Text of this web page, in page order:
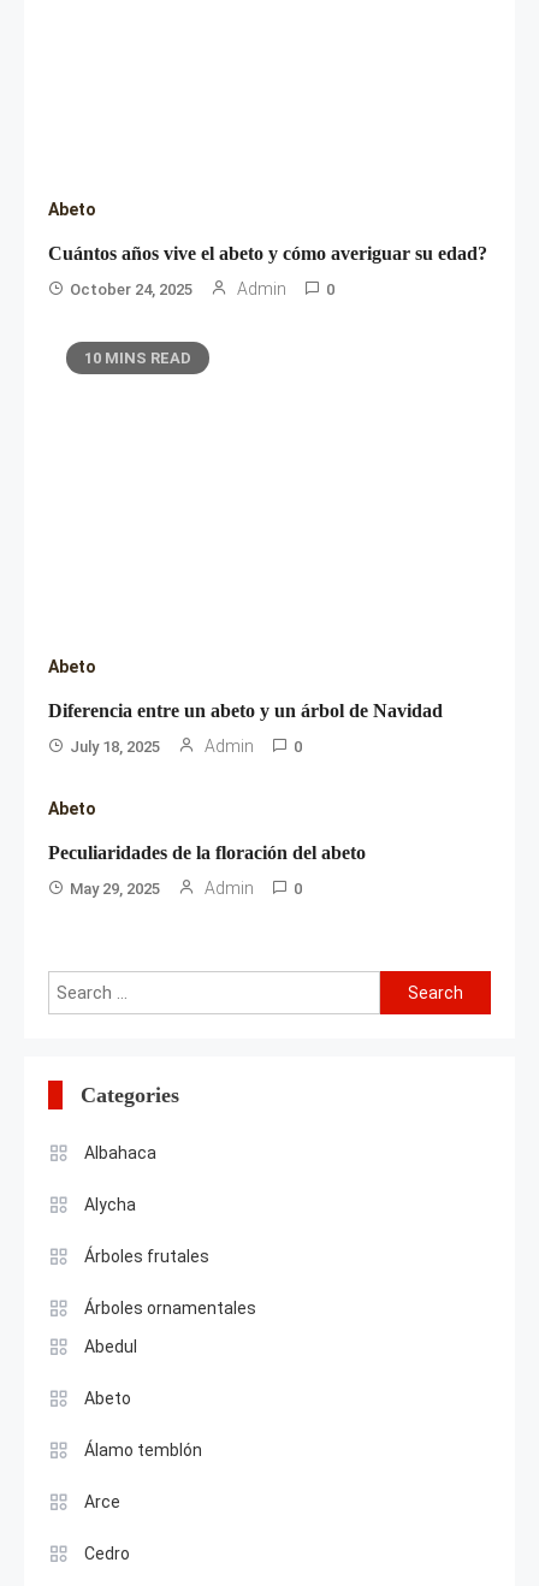
Abeto
Cuántos años vive el abeto y cómo averiguar su edad?
October 24, 2025 Admin 0
10 MINS READ
Abeto
Diferencia entre un abeto y un árbol de Navidad
July 18, 2025 Admin 0
Abeto
Peculiaridades de la floración del abeto
May 29, 2025 Admin 0
Search
for:
Categories
Albahaca
Alycha
Árboles frutales
Árboles ornamentales
Abedul
Abeto
Álamo temblón
Arce
Cedro